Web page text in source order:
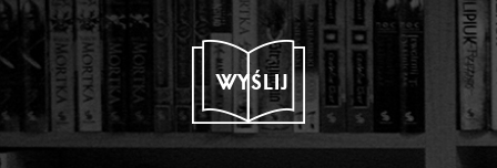
WYŚLIJ